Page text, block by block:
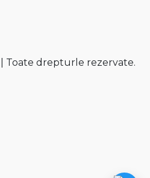
Toate drepturle rezervate.